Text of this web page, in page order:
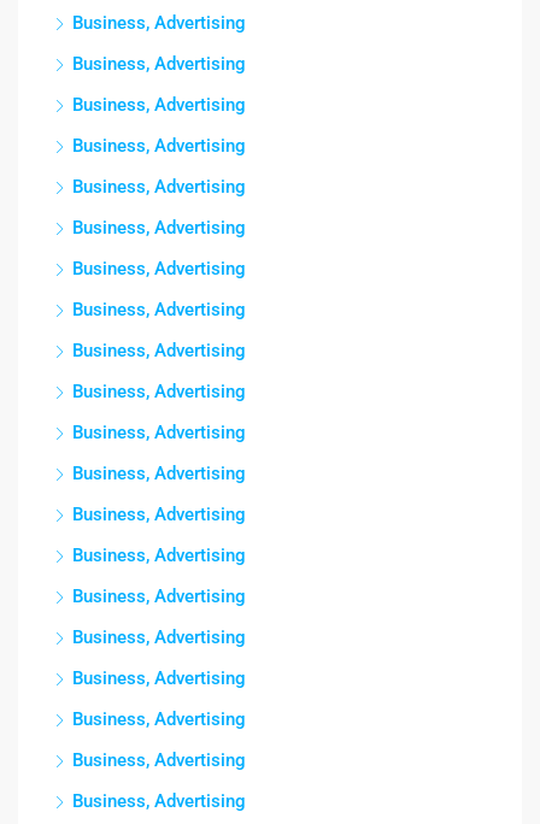
Business, Advertising
Business, Advertising
Business, Advertising
Business, Advertising
Business, Advertising
Business, Advertising
Business, Advertising
Business, Advertising
Business, Advertising
Business, Advertising
Business, Advertising
Business, Advertising
Business, Advertising
Business, Advertising
Business, Advertising
Business, Advertising
Business, Advertising
Business, Advertising
Business, Advertising
Business, Advertising